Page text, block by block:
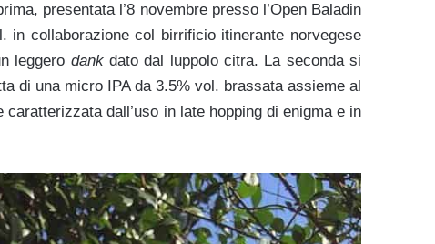
presentata l’8 novembre presso l’Open Baladin
in collaborazione col birrificio itinerante norvegese
leggero dankdato dal luppolo citra. La seconda si
di una micro IPA da 3.5% vol. brassata assieme al
dall’uso in late hopping di enigma e in